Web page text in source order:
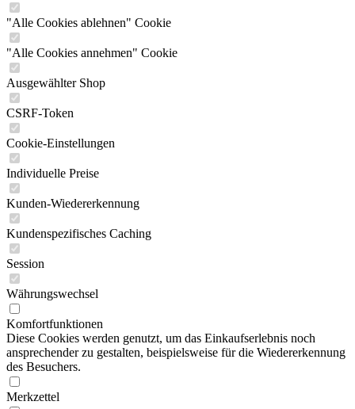
"Alle Cookies ablehnen" Cookie
"Alle Cookies annehmen" Cookie
Ausgewählter Shop
CSRF-Token
Cookie-Einstellungen
Individuelle Preise
Kunden-Wiedererkennung
Kundenspezifisches Caching
Session
Währungswechsel
Komfortfunktionen
Diese Cookies werden genutzt, um das Einkaufserlebnis noch
ansprechender zu gestalten, beispielsweise für die Wiedererkennung
des Besuchers.
Merkzettel